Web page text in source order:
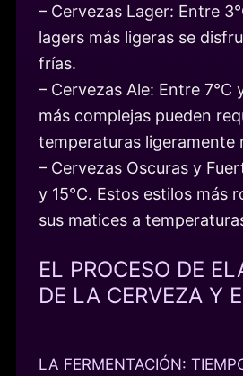
– Cervezas Lager: Entre
lagers más ligeras se
frías.
– Cervezas Ale: Entre 7°C
más complejas pueden
temperaturas ligeramente
– Cervezas Oscuras y
y 15°C. Estos estilos más
sus matices a
EL PROCESO DE
DE LA CERVEZA Y
LA FERMENTACIÓN: